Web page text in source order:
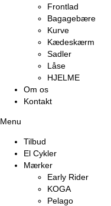
Frontlad
Bagagebære
Kurve
Kædeskærm
Sadler
Låse
HJELME
Om os
Kontakt
Menu
Tilbud
El Cykler
Mærker
Early Rider
KOGA
Pelago